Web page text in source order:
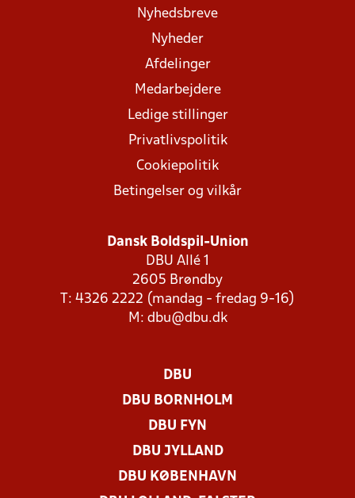
Nyhedsbreve
Nyheder
Afdelinger
Medarbejdere
Ledige stillinger
Privatlivspolitik
Cookiepolitik
Betingelser og vilkår
Dansk Boldspil-Union
DBU Allé 1
2605 Brøndby
T: 4326 2222 (mandag - fredag 9-16)
M: dbu@dbu.dk
DBU
DBU BORNHOLM
DBU FYN
DBU JYLLAND
DBU KØBENHAVN